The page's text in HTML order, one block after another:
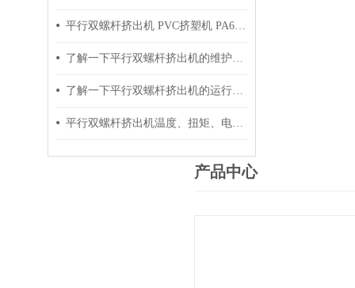
平行双螺杆挤出机 PVC挤塑机 PA6+玻纤挤出造粒机技术参数
了解一下平行双螺杆挤出机的维护保养方法吧
了解一下平行双螺杆挤出机的运行过程吧
平行双螺杆挤出机温度、扭矩、电流控制要点
产品中心